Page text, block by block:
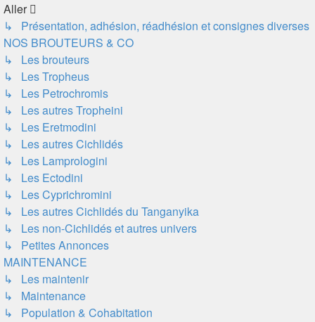
Aller
↳ Présentation, adhésion, réadhésion et consignes diverses
NOS BROUTEURS & CO
↳ Les brouteurs
↳ Les Tropheus
↳ Les Petrochromis
↳ Les autres Tropheini
↳ Les Eretmodini
↳ Les autres Cichlidés
↳ Les Lamprologini
↳ Les Ectodini
↳ Les Cyprichromini
↳ Les autres Cichlidés du Tanganyika
↳ Les non-Cichlidés et autres univers
↳ Petites Annonces
MAINTENANCE
↳ Les maintenir
↳ Maintenance
↳ Population & Cohabitation